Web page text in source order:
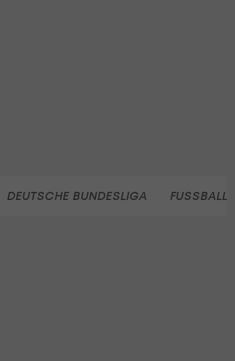
DEUTSCHE BUNDESLIGA FUSSBALL